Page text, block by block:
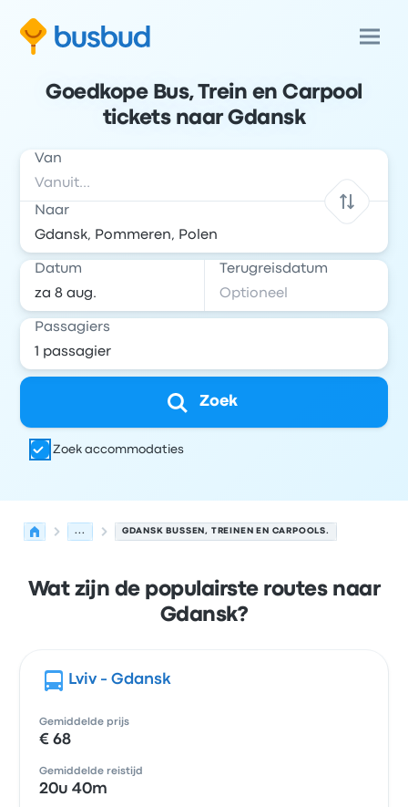
Goedkope Bus, Trein en Carpool
tickets naar Gdansk
Van
Naar
Datum Terugreisdatum
Passagiers
Zoek
Zoek accommodaties
... GDANSK BUSSEN, TREINEN EN CARPOOLS.
Wat zijn de populairste routes naar
Gdansk?
Lviv - Gdansk
Gemiddelde prijs
€ 68
Gemiddelde reistijd
20u 40m